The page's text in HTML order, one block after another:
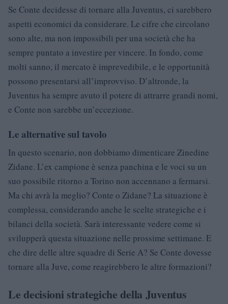
Se Conte decidesse di tornare alla Juventus, ci sarebbero
aspetti economici da considerare. Le cifre che circolano
sono alte, ma non impossibili per una società che ha
sempre puntato a investire per vincere. In fondo, come
molti sanno, il mercato è imprevedibile, e le opportunità
possono presentarsi all’improvviso. D’altronde, la
Juventus ha sempre avuto il potere di attrarre grandi nomi,
e Conte non sarebbe un’eccezione.
Le alternative sul tavolo
In questo scenario, non dobbiamo dimenticare Zinedine
Zidane. L’ex campione è senza panchina e le voci su un
suo possibile ritorno a Torino non accennano a fermarsi.
Ma chi avrà la meglio? Conte o Zidane? La situazione è
complessa, considerando anche le scelte strategiche e i
bilanci della società. Sarà interessante vedere come si
svilupperà questa situazione nelle prossime settimane. E
che dire delle altre squadre di Serie A? Se Conte dovesse
tornare alla Juve, come reagirebbero le altre formazioni?
Le decisioni strategiche della Juventus